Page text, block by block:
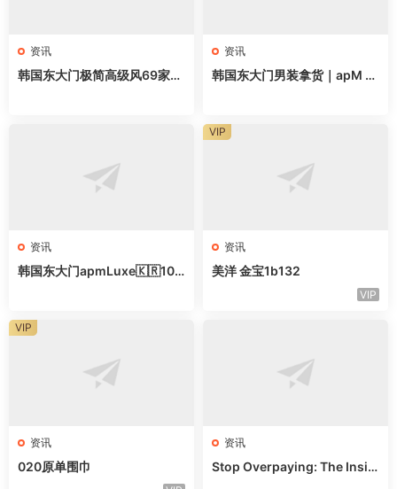
资讯
韩国东大门极简高级风69家档
资讯
韩国东大门男装拿货｜apM 2
资讯
韩国东大门apmLuxe🇰🇷10
资讯
美洋 金宝1b132
VIP
VIP
资讯
020原单围巾
VIP
资讯
Stop Overpaying: The Insid